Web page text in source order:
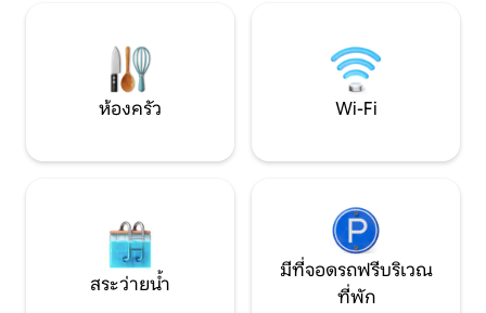
วิลล่าแห่งนี้มีการผสมผสานที่สมบูรณ์แบบ
ของการพักผ่อนและความสะดวกสบาย จอง
วิลล่าตอนนี้เพื่อประสบการณ์ที่น่าจดจำ
คนเดียว นักท่องเ
ผ่อนอย่างหรูหรา
ห้องครัว Wi-Fi
สระว่ายน้ำ
มีที่จอดรถฟรีบริเวณ
ที่พัก